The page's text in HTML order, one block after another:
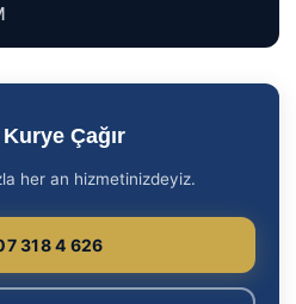
Kurye Çağır
her an hizmetinizdeyiz.
318 4 626